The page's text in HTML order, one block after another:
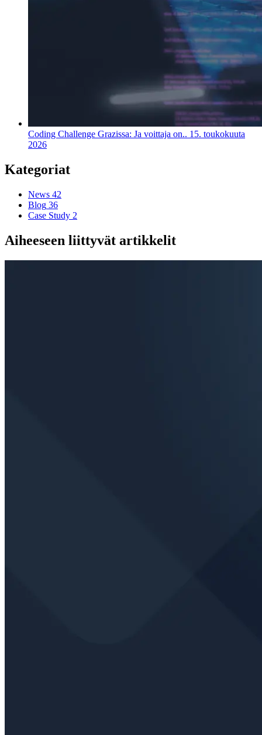
Coding Challenge Grazissa: Ja voittaja on.. 15. toukokuuta
2026
Kategoriat
News 42
Blog 36
Case Study 2
Aiheeseen liittyvät artikkelit